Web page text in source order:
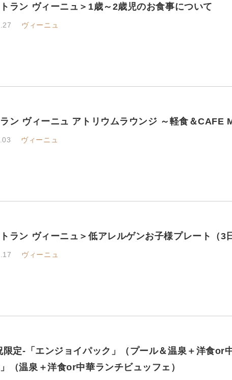
ラン ヴィーニュ＞1歳～2歳児のお食事について
ヴィーニュ
ン ヴィーニュ アトリウムラウンジ ～軽食＆CAFE
ヴィーニュ
ラン ヴィーニュ＞低アレルゲンお子様プレート（3
ヴィーニュ
限定-「エンジョイパック」（プール＆温泉＋洋食or
（温泉＋洋食or中華ランチビュッフェ）